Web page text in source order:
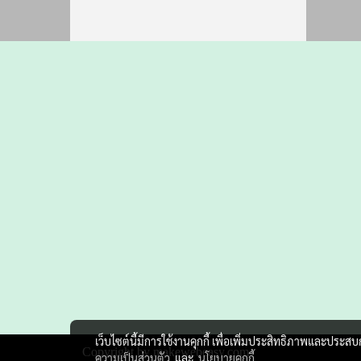
Copyright by makewebeasy.com
เว็บไซต์นี้มีการใช้งานคุกกี้ เพื่อเพิ่มประสิทธิภาพและประส
ความเป็นส่วนตัวและนโยบายคุกกี้